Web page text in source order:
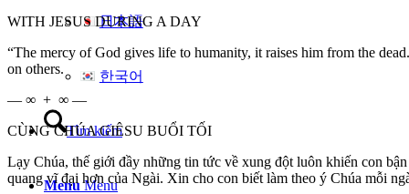
日本語
한국어
Tìm kiếm
Menu Menu
WITH JESUS DURING A DAY
“The mercy of God gives life to humanity, it raises him from the
on others.
— ∞ + ∞ —
CÙNG CHÚA GIÊSU BUỔI TỐI
Lạy Chúa, thế giới đầy những tin tức về xung đột luôn khiến con
quang vĩ đại hơn của Ngài. Xin cho con biết làm theo ý Chúa mỗi